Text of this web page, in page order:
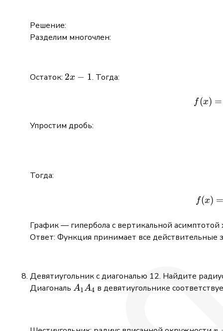
Решение:
Разделим многочлен:
Остаток: 2x
2x − 1. Тогда:
f(x) =
Упростим дробь:
Тогда:
f(x)
График — гипербола с вертикальной
Ответ: Функция принимает все действительные
Девятиугольник с диагональю 12. Найдите
Диагональ A_1A_4
A1A4 в девятиугольнике
r